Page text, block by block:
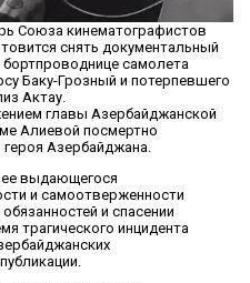
Союза кинематографистов
снять документальный
самолета
Баку-Грозный и потерпевшего
Актау.
главы Азербайджанской
Алиевой посмертно
героя Азербайджана.
ее выдающегося
и самоотверженности
и спасении
трагического инцидента